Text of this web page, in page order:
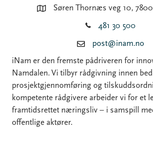
Søren Thornæs veg 10,
481 30 500
post@inam.no
iNam er den fremste pådriveren for
Namdalen. Vi tilbyr rådgivning innen
prosjektgjennomføring og
kompetente rådgivere arbeider vi for et
framtidsrettet næringsliv – i samspill
offentlige aktører.